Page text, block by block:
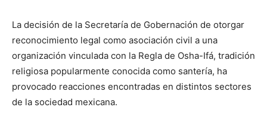
La decisión de la Secretaría de Gobernación de otorgar
reconocimiento legal como asociación civil a una
organización vinculada con la Regla de Osha-Ifá, tradición
religiosa popularmente conocida como santería, ha
provocado reacciones encontradas en distintos sectores
de la sociedad mexicana.